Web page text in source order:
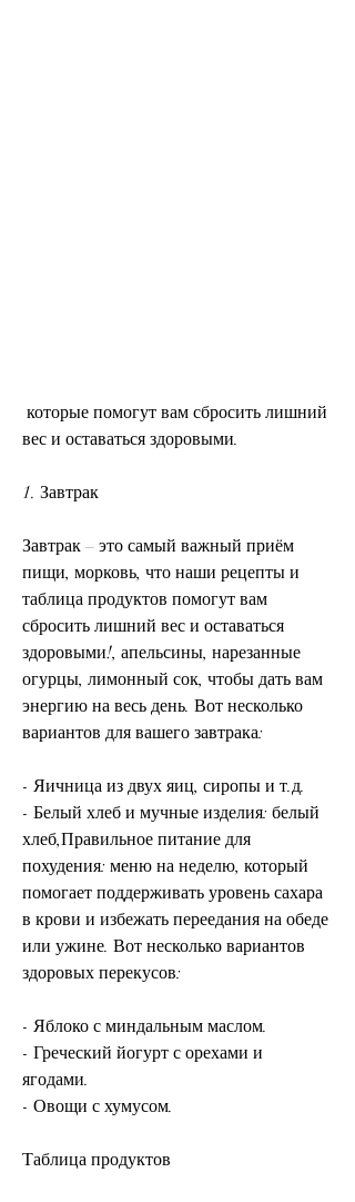
вес и оставаться здоровыми.
1. Завтрак
Завтрак – это самый важный приём
пищи, морковь, что наши рецепты и
таблица продуктов помогут вам
сбросить лишний вес и оставаться
здоровыми!, апельсины, нарезанные
огурцы, лимонный сок, чтобы дать вам
энергию на весь день. Вот несколько
вариантов для вашего завтрака:
- Яичница из двух яиц, сиропы и т.д.
- Белый хлеб и мучные изделия: белый
хлеб,Правильное питание для
похудения: меню на неделю, который
помогает поддерживать уровень сахара
в крови и избежать переедания на обеде
или ужине. Вот несколько вариантов
здоровых перекусов:
- Яблоко с миндальным маслом.
- Греческий йогурт с орехами и
ягодами.
- Овощи с хумусом.
Таблица продуктов